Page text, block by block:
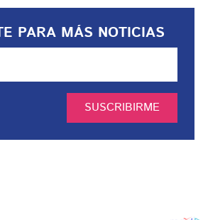
PARA MÁS NOTICIAS
SUSCRIBIRME